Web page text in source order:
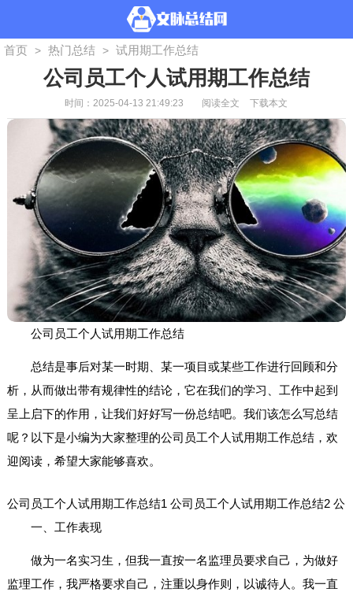
首页 > 热门总结 > 试用期工作总结
公司员工个人试用期工作总结
时间：2025-04-13 21:49:23 阅读全文 下载本文
公司员工个人试用期工作总结
总结是事后对某一时期、某一项目或某些工作进行回顾和分
析，从而做出带有规律性的结论，它在我们的学习、工作中起到
呈上启下的作用，让我们好好写一份总结吧。我们该怎么写总结
呢？以下是小编为大家整理的公司员工个人试用期工作总结，欢
迎阅读，希望大家能够喜欢。
公司员工个人试用期工作总结1
一、工作表现
做为一名实习生，但我一直按一名监理员要求自己，为做好
监理工作，我严格要求自己，注重以身作则，以诚待人。我一直
公司员工个人试用期工作总结2 公